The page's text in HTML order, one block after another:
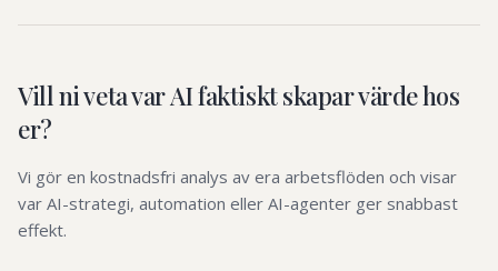
Vill ni veta var AI faktiskt skapar värde hos
er?
Vi gör en kostnadsfri analys av era arbetsflöden och visar
var AI-strategi, automation eller AI-agenter ger snabbast
effekt.